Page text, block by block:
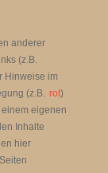
anderer
(z.B.
Hinweise im
(z.B.
rot)
eigenen
Inhalte
hier